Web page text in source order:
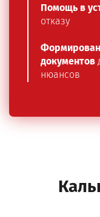
Помощь в
отказу
документов
нюансов